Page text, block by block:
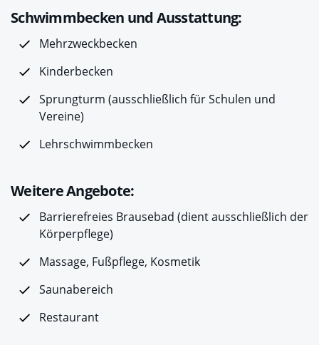
Schwimmbecken und Ausstattung:
Mehrzweckbecken
Kinderbecken
Sprungturm (ausschließlich für Schulen und
Vereine)
Lehrschwimmbecken
Weitere Angebote:
Barrierefreies Brausebad (dient ausschließlich der
Körperpflege)
Massage, Fußpflege, Kosmetik
Saunabereich
Restaurant